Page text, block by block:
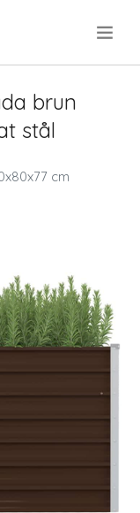
brun
stål
cm